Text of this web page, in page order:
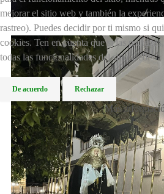
mejorar el sitio web y también la
rastreo). Puedes decidir por ti mismo si
cookies. Ten en cuenta que si las
todas las funcionalidades del sitio web.
De acuerdo Rechazar
Más